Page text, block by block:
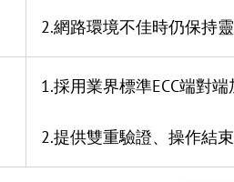
2.網路環境不佳時仍保持
1.採用業界標準ECC端對端
2.提供雙重驗證、操作結